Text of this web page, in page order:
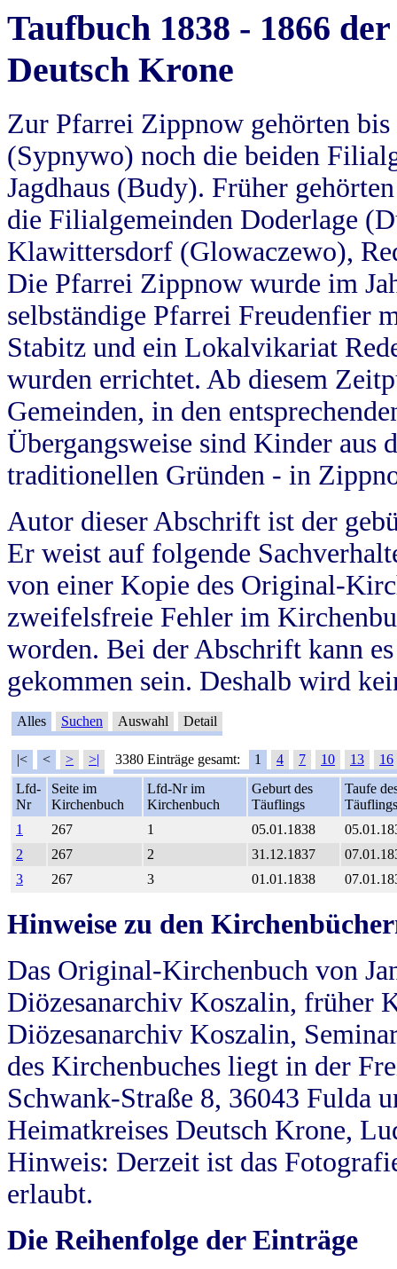
Taufbuch 1838 - 1866
Deutsch Krone
Zur Pfarrei Zippnow gehörten
(Sypnywo) noch die beiden
Jagdhaus (Budy). Früher
die Filialgemeinden Doderlage
Klawittersdorf (Glowaczewo),
Die Pfarrei Zippnow wurde im
selbständige Pfarrei Freudenfier
Stabitz und ein Lokalvikariat
wurden errichtet. Ab diesem
Gemeinden, in den
Übergangsweise sind Kinder aus
traditionellen Gründen - in
Autor dieser Abschrift ist der
Er weist auf folgende
von einer Kopie des Original-
zweifelsfreie Fehler im
worden. Bei der Abschrift kann
gekommen sein. Deshalb wird
Alles Suchen Auswahl Detail
|< < > >| 3380 Einträge gesamt: 1 4 7 10 13
16
Lfd-
Nr
Seite im
Kirchenbuch
Lfd-Nr im
Kirchenbuch
Geburt des
Täuflings
Taufe
Täuflings
1
267 1 05.01.1838
2
267 2 31.12.1837
3
267 3 01.01.1838
Hinweise zu den
Das Original-Kirchenbuch von
Diözesanarchiv Koszalin, früher
Diözesanarchiv Koszalin,
des Kirchenbuches liegt in der
Schwank-Straße 8, 36043 Fulda
Heimatkreises Deutsch Krone,
Hinweis: Derzeit ist das
erlaubt.
Die Reihenfolge der Einträge